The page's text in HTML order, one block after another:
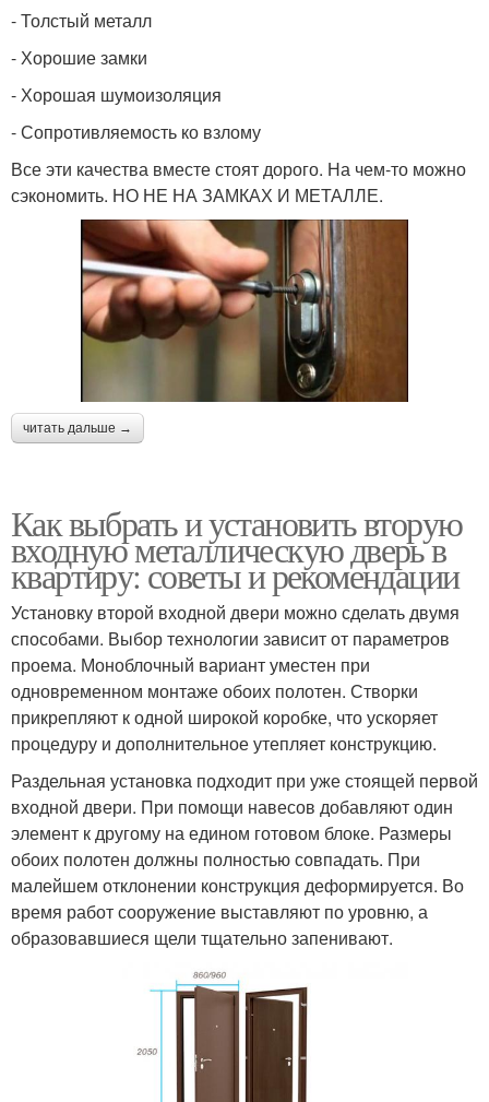
- Толстый металл
- Хорошие замки
- Хорошая шумоизоляция
- Сопротивляемость ко взлому
Все эти качества вместе стоят дорого. На чем-то можно
сэкономить. НО НЕ НА ЗАМКАХ И МЕТАЛЛЕ.
читать дальше →
Как выбрать и установить вторую
входную металлическую дверь в
квартиру: советы и рекомендации
Установку второй входной двери можно сделать двумя
способами. Выбор технологии зависит от параметров
проема. Моноблочный вариант уместен при
одновременном монтаже обоих полотен. Створки
прикрепляют к одной широкой коробке, что ускоряет
процедуру и дополнительное утепляет конструкцию.
Раздельная установка подходит при уже стоящей первой
входной двери. При помощи навесов добавляют один
элемент к другому на едином готовом блоке. Размеры
обоих полотен должны полностью совпадать. При
малейшем отклонении конструкция деформируется. Во
время работ сооружение выставляют по уровню, а
образовавшиеся щели тщательно запенивают.